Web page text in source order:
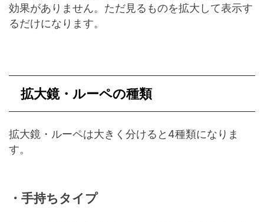
効果がありません。ただ見るものを拡大して表示す
るだけになります。
拡大鏡・ルーペの種類
拡大鏡・ルーペは大きく分けると4種類になりま
す。
・手持ちタイプ